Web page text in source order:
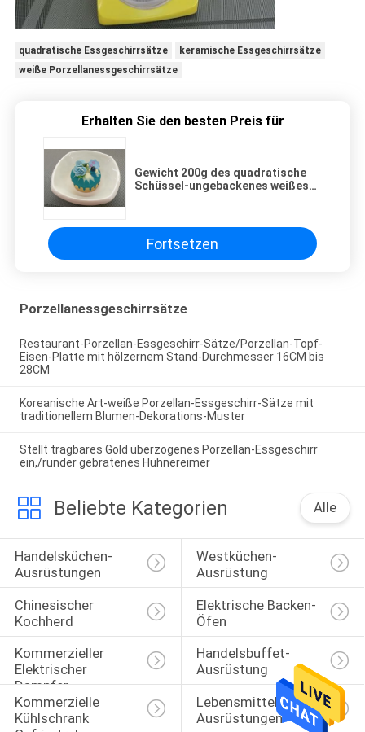
quadratische Essgeschirrsätze
keramische Essgeschirrsätze
weiße Porzellanessgeschirrsätze
Erhalten Sie den besten Preis für
Gewicht 200g des quadratische
Schüssel-ungebackenes weißes
Durchmesser-5cm
Fortsetzen
Porzellanessgeschirrsätze
Restaurant-Porzellan-Essgeschirr-Sätze/Porzellan-Topf-
Eisen-Platte mit hölzernem Stand-Durchmesser 16CM bis
28CM
Koreanische Art-weiße Porzellan-Essgeschirr-Sätze mit
traditionellem Blumen-Dekorations-Muster
Stellt tragbares Gold überzogenes Porzellan-Essgeschirr
ein,/runder gebratenes Hühnereimer
Beliebte Kategorien Alle
Handelsküchen-
Ausrüstungen
Westküchen-
Ausrüstung
Chinesischer
Kochherd
Elektrische Backen-
Öfen
Kommerzieller
Elektrischer
Dampfer
Handelsbuffet-
Ausrüstung
Kommerzielle
Kühlschrank
Ausrüstungen